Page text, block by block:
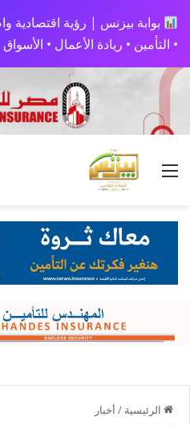
بوابة بيزنس | رؤية اقتصادية
• التأمين • ريادة الأعمال • الأسواق
القائمة
الرئيسية / أخبار